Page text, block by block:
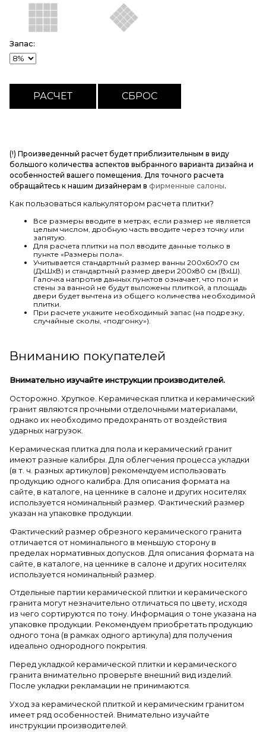
Запас:
(!) Произведенный расчет будет приблизительным в виду
большого количества аспектов выбранного варианта дизайна и
особенностей вашего помещения. Для точного расчета
обращайтесь к нашим дизайнерам в фирменные салоны.
Как пользоваться калькулятором расчета плитки?
Все размеры вводите в метрах, если размер не является
целым числом, дробную часть вводите через точку или
запятую.
Для расчета плитки на пол вводите данные только в
пункте «Размеры пола».
Учитывается стандартный размер ванны 200х60х70 см
(ДхШхВ) и стандартный размер двери 200х80 см (ВхШ).
Галочка напротив данных пунктов означает, что пол и
стены за ванной не будут выложены плиткой, а площадь
двери будет вычтена из общего количества необходимой
плитки.
При расчете укажите необходимый запас (на подрезку,
случайные сколы, «подгонку»).
Вниманию покупателей
Внимательно изучайте инструкции производителей.
Осторожно. Хрупкое. Керамическая плитка и керамический
гранит являются прочными отделочными материалами,
однако их необходимо предохранять от воздействия
ударных нагрузок.
Керамическая плитка для пола и керамический гранит
имеют разные калибры. Для облегчения процесса укладки
(в т. ч. разных артикулов) рекомендуем использовать
продукцию одного калибра. Для описания формата на
сайте, в каталоге, на ценнике в салоне и других носителях
используется номинальный размер. Фактический размер
указан на упаковке продукции.
Фактический размер обрезного керамического гранита
отличается от номинального в меньшую сторону в
пределах нормативных допусков. Для описания формата на
сайте, в каталоге, на ценнике в салоне и других носителях
используется номинальный размер.
Отдельные партии керамической плитки и керамического
гранита могут незначительно отличаться по цвету, исходя
из чего сортируются по тону. Информация о тоне указана на
упаковке продукции. Рекомендуем приобретать продукцию
одного тона (в рамках одного артикула) для получения
идеально однородного покрытия.
Перед укладкой керамической плитки и керамического
гранита внимательно проверьте внешний вид изделий.
После укладки рекламации не принимаются.
Уход за керамической плиткой и керамическим гранитом
имеет ряд особенностей. Внимательно изучайте
инструкции производителей.